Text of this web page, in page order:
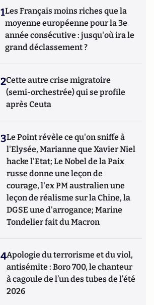
1Les Français moins riches que la
moyenne européenne pour la 3e
année consécutive : jusqu'où ira le
grand déclassement ?
2Cette autre crise migratoire
(semi-orchestrée) qui se profile
après Ceuta
3Le Point révèle ce qu'on sniffe à
l'Elysée, Marianne que Xavier Niel
hacke l'Etat; Le Nobel de la Paix
russe donne une leçon de
courage, l'ex PM australien une
leçon de réalisme sur la Chine, la
DGSE une d'arrogance; Marine
Tondelier fait du Macron
4Apologie du terrorisme et du viol,
antisémite : Boro 700, le chanteur
à cagoule de l’un des tubes de l’été
2026